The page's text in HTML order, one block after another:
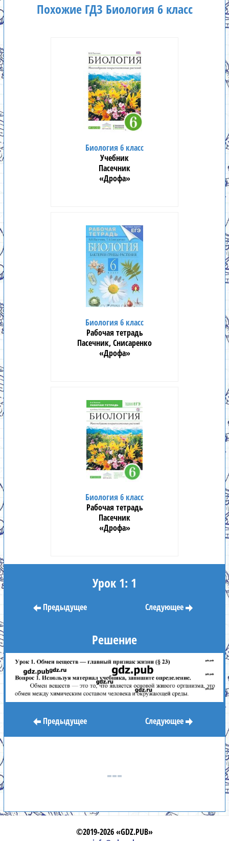
Похожие ГДЗ Биология 6 класс
Биология 6 класс
Учебник
Пасечник
«Дрофа»
Биология 6 класс
Рабочая тетрадь
Пасечник, Снисаренко
«Дрофа»
Биология 6 класс
Рабочая тетрадь
Пасечник
«Дрофа»
Урок 1: 1
Предыдущее Следующее
Решение
Предыдущее Следующее
©2019-2026 «GDZ.PUB»